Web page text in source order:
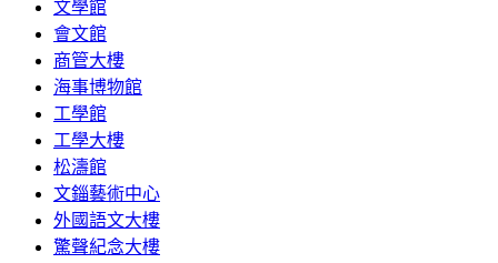
文學館
會文館
商管大樓
海事博物館
工學館
工學大樓
松濤館
文錙藝術中心
外國語文大樓
驚聲紀念大樓